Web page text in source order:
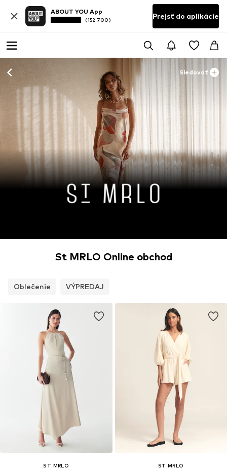
ABOUT YOU App
(152 700) Prejsť do aplikácie
Sledovať
St MRLO Online obchod
Oblečenie VÝPREDAJ
ST MRLO ST MRLO